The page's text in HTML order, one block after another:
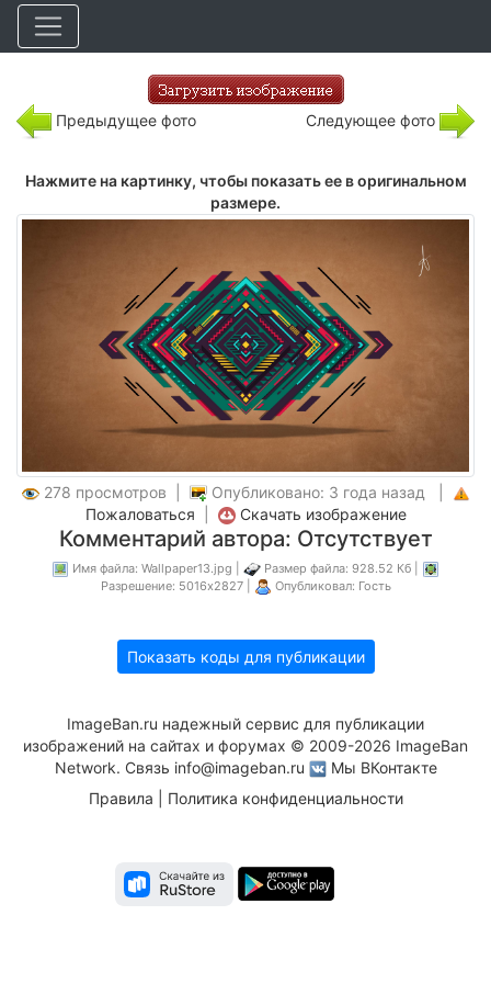
Предыдущее фото Следующее фото
Нажмите на картинку, чтобы показать ее в оригинальном
размере.
278 просмотров |
Опубликовано: 3 года назад |
Пожаловаться
Скачать изображение
Комментарий автора: Отсутствует
Имя файла: Wallpaper13.jpg |
Размер файла: 928.52 Кб |
Разрешение: 5016x2827 |
Опубликовал: Гость
Показать коды для публикации
ImageBan.ru надежный сервис для публикации
изображений на сайтах и форумах © 2009-2026 ImageBan
Network. Связь info@imageban.ru
Мы ВКонтакте
Правила
Политика конфиденциальности